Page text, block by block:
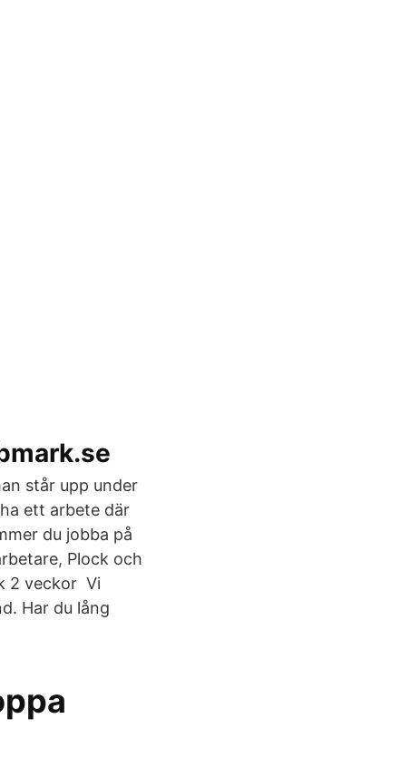
står upp under
ett arbete där
du jobba på
Plock och
2 veckor Vi
Har du lång